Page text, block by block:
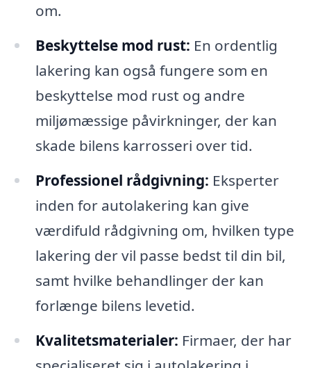
om.
Beskyttelse mod rust: En ordentlig
lakering kan også fungere som en
beskyttelse mod rust og andre
miljømæssige påvirkninger, der kan
skade bilens karrosseri over tid.
Professionel rådgivning: Eksperter
inden for autolakering kan give
værdifuld rådgivning om, hvilken type
lakering der vil passe bedst til din bil,
samt hvilke behandlinger der kan
forlænge bilens levetid.
Kvalitetsmaterialer: Firmaer, der har